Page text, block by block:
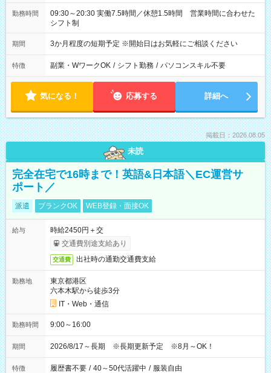
勤務時間
09:30～20:30 実働7.5時間／休憩1.5時間 営業時間に合わせた
シフト制
期間 3か月程度の短期予定 ※開始日はお気軽にご相談ください
特徴 副業・WワークOK / シフト勤務 / パソコンスキル不要
気になる！ 応募する 詳細へ
掲載日：2026.08.05
未読
完全在宅で16時まで！英語&日本語＼EC運営サ
ポート／
派遣 ブランクOK WEB登録・面接OK
給与
時給2450円＋交
交通費別途支給あり
交通費 出社時の通勤交通費支給
勤務地
東京都港区
六本木駅から徒歩3分
IT・Web・通信
勤務時間 9:00～16:00
期間 2026/8/17～長期 ※長期更新予定 ※8月～OK！
特徴 履歴書不要 / 40～50代活躍中 / 服装自由